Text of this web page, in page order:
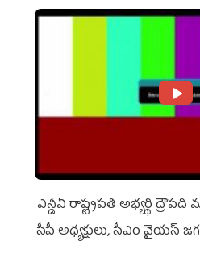
ఎన్డీఏ రాష్ట్ర‌ప‌తి అభ్య‌ర్థి
సీపీ అధ్య‌క్షులు, సీఎం వైయ‌స్